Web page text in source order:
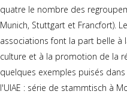
quatre le nombre des
Munich, Stuttgart et Francfort).
associations font la part belle à
culture et à la promotion de la
quelques exemples puisés
l'UIAE : série de stammtisch à